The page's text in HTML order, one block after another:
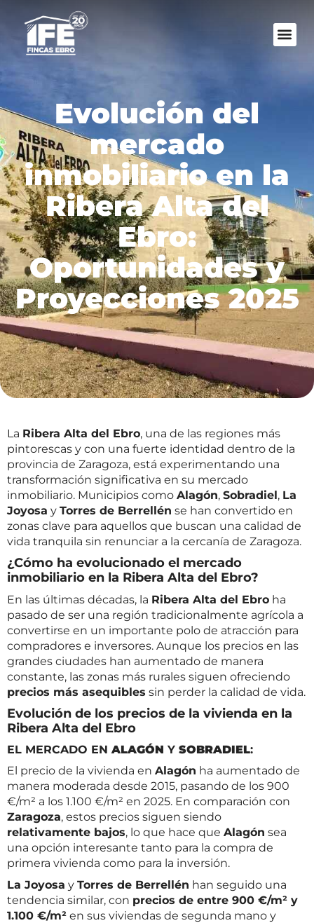
Evolución del
mercado
inmobiliario en la
Ribera Alta del
Ebro:
Oportunidades y
Proyecciones 2025
La Ribera Alta del Ebro, una de las regiones más
pintorescas y con una fuerte identidad dentro de la
provincia de Zaragoza, está experimentando una
transformación significativa en su mercado
inmobiliario. Municipios como Alagón, Sobradiel, La
Joyosa y Torres de Berrellén se han convertido en
zonas clave para aquellos que buscan una calidad de
vida tranquila sin renunciar a la cercanía de Zaragoza.
¿Cómo ha evolucionado el mercado
inmobiliario en la Ribera Alta del Ebro?
En las últimas décadas, la Ribera Alta del Ebro ha
pasado de ser una región tradicionalmente agrícola a
convertirse en un importante polo de atracción para
compradores e inversores. Aunque los precios en las
grandes ciudades han aumentado de manera
constante, las zonas más rurales siguen ofreciendo
precios más asequibles sin perder la calidad de vida.
Evolución de los precios de la vivienda en la
Ribera Alta del Ebro
EL MERCADO EN ALAGÓN Y SOBRADIEL:
El precio de la vivienda en Alagón ha aumentado de
manera moderada desde 2015, pasando de los 900
€/m² a los 1.100 €/m² en 2025. En comparación con
Zaragoza, estos precios siguen siendo
relativamente bajos, lo que hace que Alagón sea
una opción interesante tanto para la compra de
primera vivienda como para la inversión.
La Joyosa y Torres de Berrellén han seguido una
tendencia similar, con precios de entre 900 €/m² y
1.100 €/m² en sus viviendas de segunda mano y